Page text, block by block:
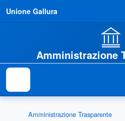
Unione Gallura
Amministrazione
Amministrazione Trasparente